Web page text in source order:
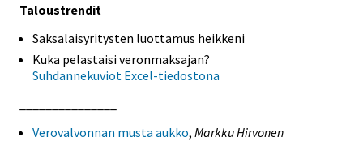
Taloustrendit
Saksalaisyritysten luottamus heikkeni
Kuka pelastaisi veronmaksajan?
Suhdannekuviot Excel-tiedostona
Verovalvonnan musta aukko, Markku Hirvonen